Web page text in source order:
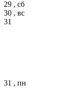
29 , сб
30 , вс
31
31 , пн